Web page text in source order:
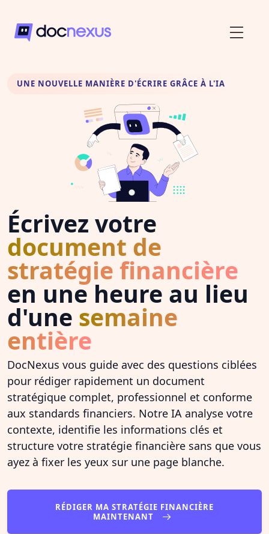
UNE NOUVELLE MANIÈRE D'ÉCRIRE GRÂCE À L'IA
Écrivez votre
document de
stratégie financière
en une heure au lieu
d'une semaine
entière
DocNexus vous guide avec des questions ciblées
pour rédiger rapidement un document
stratégique complet, professionnel et conforme
aux standards financiers. Notre IA analyse votre
contexte, identifie les informations clés et
structure votre stratégie financière sans que vous
ayez à fixer les yeux sur une page blanche.
RÉDIGER MA STRATÉGIE FINANCIÈRE
MAINTENANT